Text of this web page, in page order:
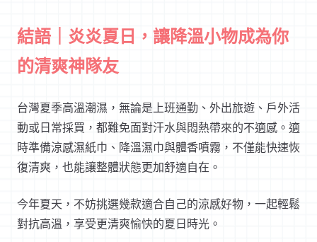
結語｜炎炎夏日，讓降溫小物成為你
的清爽神隊友
台灣夏季高溫潮濕，無論是上班通勤、外出旅遊、戶外活
動或日常採買，都難免面對汗水與悶熱帶來的不適感。適
時準備涼感濕紙巾、降溫濕巾與體香噴霧，不僅能快速恢
復清爽，也能讓整體狀態更加舒適自在。
今年夏天，不妨挑選幾款適合自己的涼感好物，一起輕鬆
對抗高溫，享受更清爽愉快的夏日時光。